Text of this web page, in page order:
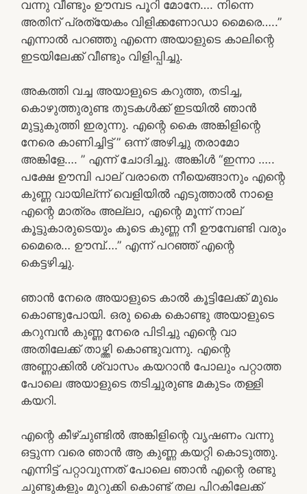
വന്നു വീണ്ടും ഊമ്പട പൂറി മോനേ…. നിന്നെ
അതിന് പ്രത്യേകം വിളിക്കണോഡാ മൈരെ…..”
എന്നാൽ പറഞ്ഞു എന്നെ അയാളുടെ കാലിന്റെ
ഇടയിലേക്ക് വീണ്ടും വിളിപ്പിച്ചു.
അകത്തി വച്ച അയാളുടെ കറുത്ത, തടിച്ച,
കൊഴുത്തുരുണ്ട തുടകൾക്ക് ഇടയിൽ ഞാൻ
മുട്ടുകുത്തി ഇരുന്നു. എന്റെ കൈ അങ്കിളിന്റെ
നേരെ കാണിച്ചിട്ട് ” ഒന്ന് അഴിച്ചു തരാമോ
അങ്കിളേ…. ” എന്ന് ചോദിച്ചു. അങ്കിൾ “ഇന്നാ …..
പക്ഷേ ഊമ്പി പാല് വരാതെ നീയെങ്ങാനും എന്റെ
കുണ്ണ വായില്ന്ന് വെളിയിൽ എടുത്താൽ നാളെ
എന്റെ മാത്രം അല്ലാ, എന്റെ മൂന്ന് നാല്
കൂട്ടുകാരുടെയും കൂടെ കുണ്ണ നീ ഊമ്പേണ്ടി വരും
മൈരെ… ഊമ്പ്….” എന്ന് പറഞ്ഞ് എന്റെ
കെട്ടഴിച്ചു.
ഞാൻ നേരെ അയാളുടെ കാൽ കൂട്ടിലേക്ക് മുഖം
കൊണ്ടുപോയി. ഒരു കൈ കൊണ്ടു അയാളുടെ
കറുമ്പൻ കുണ്ണ നേരെ പിടിച്ചു എന്റെ വാ
അതിലേക്ക് താഴ്ത്തി കൊണ്ടുവന്നു. എന്റെ
അണ്ണാക്കിൽ ശ്വാസം കയറാൻ പോലും പറ്റാത്ത
പോലെ അയാളുടെ തടിച്ചുരുണ്ട മകുടം തള്ളി
കയറി.
എന്റെ കീഴ്ചുണ്ടിൽ അങ്കിളിന്റെ വൃഷണം വന്നു
ഒട്ടുന്ന വരെ ഞാൻ ആ കുണ്ണ കയറ്റി കൊടുത്തു.
എന്നിട്ട് പറ്റാവുന്നത് പോലെ ഞാൻ എന്റെ രണ്ടു
ചുണ്ടുകളും മുറുക്കി കൊണ്ട് തല പിറകിലേക്ക്